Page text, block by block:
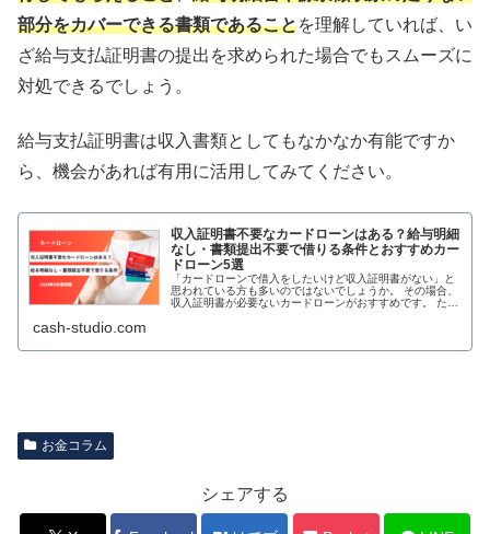
部分をカバーできる書類であることを理解していれば、い
ざ給与支払証明書の提出を求められた場合でもスムーズに
対処できるでしょう。
給与支払証明書は収入書類としてもなかなか有能ですか
ら、機会があれば有用に活用してみてください。
収入証明書不要なカードローンはある？給与明細
なし・書類提出不要で借りる条件とおすすめカー
ドローン5選
「カードローンで借入をしたいけど収入証明書がない」と
思われている方も多いのではないでしょうか。 その場合、
収入証明書が必要ないカードローンがおすすめです。 ただ
cash-studio.com
お金コラム
シェアする